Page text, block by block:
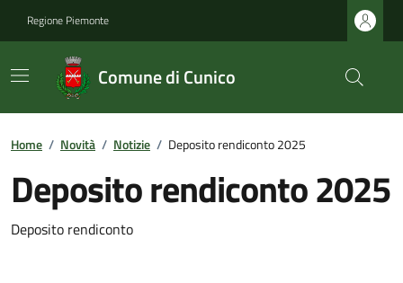
Regione Piemonte
Comune di Cunico
Home / Novità / Notizie / Deposito rendiconto 2025
Deposito rendiconto 2025
Deposito rendiconto